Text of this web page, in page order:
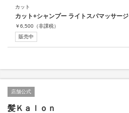
カット
カット+シャンプー ライトスパマッサージ
￥6,500 （非課税）
販売中
店舗公式
髪Ｋａｌｏｎ